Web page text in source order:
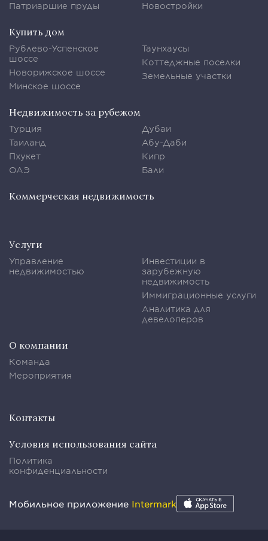
Патриаршие пруды
Новостройки
Купить дом
Рублево-Успенское
шоссе
Новорижское шоссе
Минское шоссе
Таунхаусы
Коттеджные поселки
Земельные участки
Недвижимость за рубежом
Турция
Таиланд
Пхукет
ОАЭ
Дубаи
Абу-Даби
Кипр
Бали
Коммерческая недвижимость
Услуги
Управление
недвижимостью
Инвестиции в
зарубежную
недвижимость
Иммиграционные услуги
Аналитика для
девелоперов
О компании
Команда
Мероприятия
Контакты
Условия использования сайта
Политика
конфиденциальности
Мобильное приложение Intermark